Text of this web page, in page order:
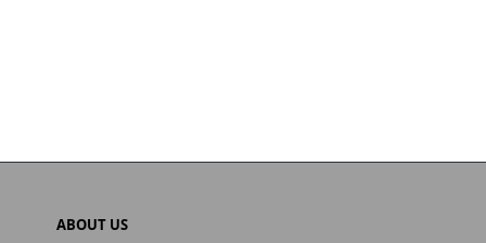
ABOUT US